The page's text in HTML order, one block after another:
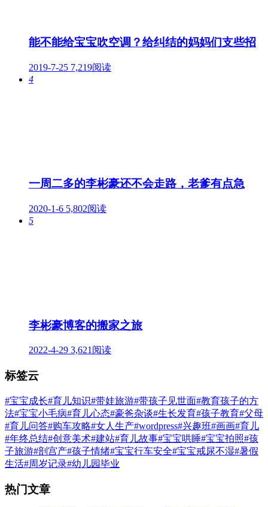
能不能给宝宝吹空调？给纠结的妈妈们支些招
2019-7-25 7,219阅读
4
一周二多的李彬豪还不会走路，老爹有点急
2020-1-6 5,802阅读
5
李彬豪博客的搬家之旅
2022-4-29 3,621阅读
标签云
#宝宝成长#育儿知识#带娃旅游#带孩子见世面#教育孩子的方
法#宝宝小毛病#育儿心态#豪爸杂谈#生长发育#孩子教育#父母
#育儿问答#购车攻略#女人生产#wordpress#兴趣班#画画#育儿
#年终总结#创意美术#建站#育儿故事#宝宝哄睡#宝宝拍照#孩
子旅游#剖宫产#孩子情绪#宝宝行车安全#宝宝戒尿不湿#暑假
生活#周岁记录#幼儿园毕业
热门文章